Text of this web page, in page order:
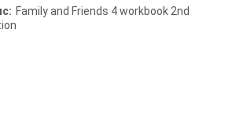
Family and Friends 4 workbook 2nd